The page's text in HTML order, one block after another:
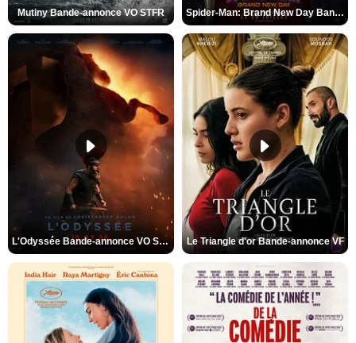
Mutiny Bande-annonce VO STFR Spider-Man: Brand New Day Bande-annonce VO STFR
L'Odyssée Bande-annonce VO STFR Le Triangle d'or Bande-annonce VF